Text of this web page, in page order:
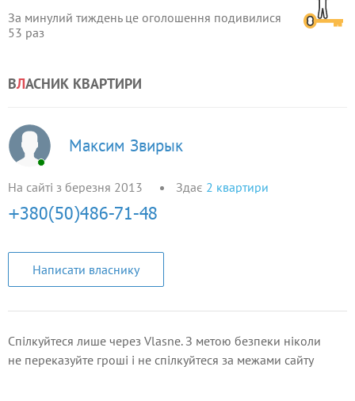
За минулий тиждень це оголошення подивилися
53 раз
ВЛАСНИК КВАРТИРИ
Максим Звирык
На сайті з березня 2013 Здає 2 квартири
Написати власнику
Спілкуйтеся лише через Vlasne. З метою безпеки ніколи
не переказуйте гроші і не спілкуйтеся за межами сайту